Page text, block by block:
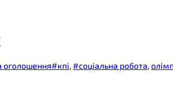
оголошення#кпі, #соціальна робота,